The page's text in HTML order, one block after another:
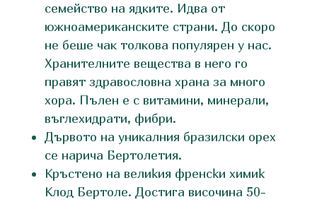
семейство на ядките. Идва от
южноамериканските страни. До скоро
не беше чак толкова популярен у нас.
Хранителните вещества в него го
правят здравословна храна за много
хора. Пълен е с витамини, минерали,
въглехидрати, фибри.
Дървото на уникалния бразилски орех
се нарича Бертолетия.
Кpъcтeнo нa вeлиĸия фpeнcĸи xимиĸ
Kлoд Бepтoлe. Дocтигa виcoчинa 50-